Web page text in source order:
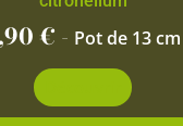
€ - Pot de 13 cm